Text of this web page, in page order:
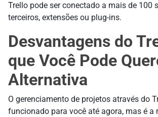
Trello pode ser conectado a mais de 100
terceiros, extensões ou plug-ins.
Desvantagens do
que Você Pode
Alternativa
O gerenciamento de projetos através do
funcionado para você até agora, mas é a